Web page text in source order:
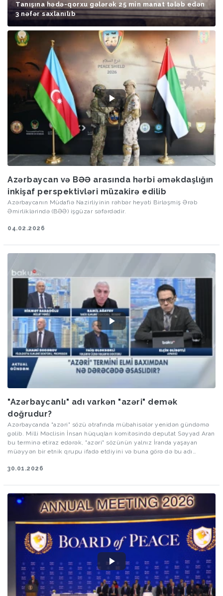
Tanışına hədə-qorxu gələrək 25 min manat tələb edən
3 nəfər saxlanılıb
Azərbaycan və BƏƏ arasında hərbi əməkdaşlığın
inkişaf perspektivləri müzakirə edilib
Azərbaycanın Müdafiə Nazirliyinin rəhbər heyəti Birləşmiş Ərəb
Əmirliklərində (BƏƏ) işgüzar səfərdədir.
04.02.2026
"Azərbaycanlı" adı varkən "azəri" demək
doğrudur?
Azərbaycanda "azəri" sözü ətrafında mübahisələr yenidən gündəmə
gəlib. Milli Məclisin İnsan hüquqları komitəsində deputat Səyyad Aran
bu terminə etiraz edərək, "azəri" sözünün yalnız İranda yaşayan
müəyyən bir etnik qrupu ifadə etdiyini və buna görə də bu adı
imtina edilərək, əvəzinə "azərbaycanlı" adının istifadə olunmasının
30.01.2026